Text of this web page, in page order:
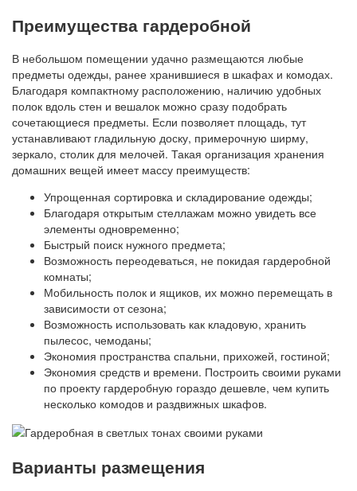
Преимущества гардеробной
В небольшом помещении удачно размещаются любые
предметы одежды, ранее хранившиеся в шкафах и комодах.
Благодаря компактному расположению, наличию удобных
полок вдоль стен и вешалок можно сразу подобрать
сочетающиеся предметы. Если позволяет площадь, тут
устанавливают гладильную доску, примерочную ширму,
зеркало, столик для мелочей. Такая организация хранения
домашних вещей имеет массу преимуществ:
Упрощенная сортировка и складирование одежды;
Благодаря открытым стеллажам можно увидеть все
элементы одновременно;
Быстрый поиск нужного предмета;
Возможность переодеваться, не покидая гардеробной
комнаты;
Мобильность полок и ящиков, их можно перемещать в
зависимости от сезона;
Возможность использовать как кладовую, хранить
пылесос, чемоданы;
Экономия пространства спальни, прихожей, гостиной;
Экономия средств и времени. Построить своими руками
по проекту гардеробную гораздо дешевле, чем купить
несколько комодов и раздвижных шкафов.
Варианты размещения